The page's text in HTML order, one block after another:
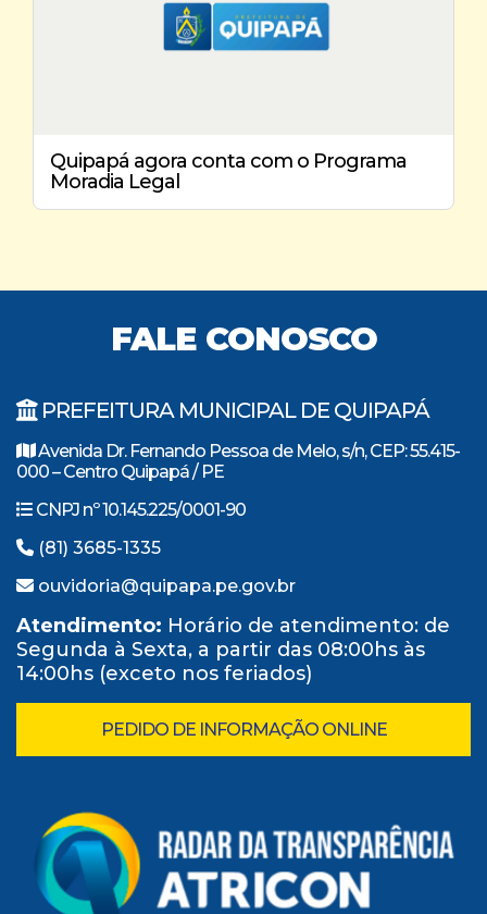
Quipapá agora conta com o Programa
Moradia Legal
FALE CONOSCO
PREFEITURA MUNICIPAL DE QUIPAPÁ
Avenida Dr. Fernando Pessoa de Melo, s/n, CEP: 55.415-
000 – Centro Quipapá / PE
CNPJ nº 10.145.225/0001-90
(81) 3685-1335
ouvidoria@quipapa.pe.gov.br
Atendimento: Horário de atendimento: de
Segunda à Sexta, a partir das 08:00hs às
14:00hs (exceto nos feriados)
PEDIDO DE INFORMAÇÃO ONLINE